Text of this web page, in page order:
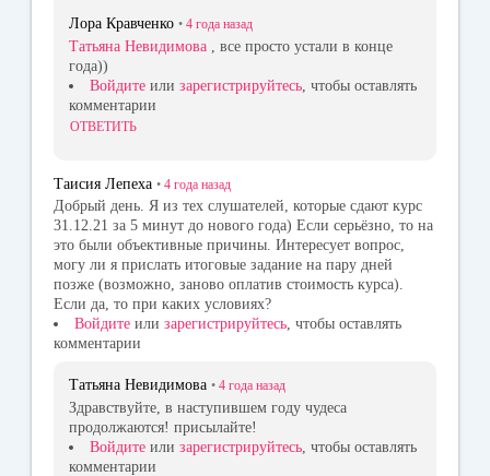
Лора Кравченко • 4 года назад
Татьяна Невидимова
, все просто устали в конце
года))
Войдите или зарегистрируйтесь , чтобы оставлять
комментарии
ОТВЕТИТЬ
Таисия Лепеха • 4 года назад
Добрый день. Я из тех слушателей, которые сдают курс
31.12.21 за 5 минут до нового года) Если серьёзно, то на
это были объективные причины. Интересует вопрос,
могу ли я прислать итоговые задание на пару дней
позже (возможно, заново оплатив стоимость курса).
Если да, то при каких условиях?
Войдите или зарегистрируйтесь, чтобы оставлять
комментарии
Татьяна Невидимова • 4 года назад
Здравствуйте, в наступившем году чудеса
продолжаются! присылайте!
Войдите или зарегистрируйтесь , чтобы оставлять
комментарии